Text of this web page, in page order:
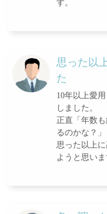
す。
思った以
た
10年以上愛
しました。
正直「年数
るのかな？
思った以上
ようと思いま